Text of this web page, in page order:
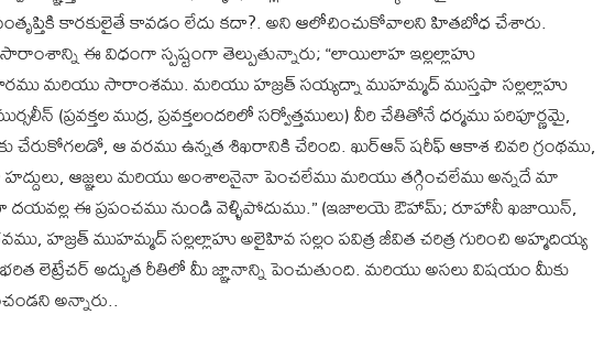
కారకులైతే కావడం లేదు కదా?. అని ఆలోచించుకోవాలని హితబోధ చేశారు.
ఈ విధంగా స్పష్టంగా తెల్పుతున్నారు; “లాయిలాహ ఇల్లల్లాహు
మరియు సారాంశము. మరియు హజ్రత్ సయ్యద్నా ముహమ్మద్ ముస్తఫా సల్లల్లాహు
(ప్రవక్తల ముద్ర, ప్రవక్తలందరిలో సర్వోత్తములు) వీరి చేతితోనే ధర్మము పరిపూర్ణమై,
చేరుకోగలడో, ఆ వరము ఉన్నత శిఖరానికి చేరింది. ఖుర్ఆన్ షరీఫ్ ఆకాశ చివరి గ్రంథము,
ఆజ్ఞలు మరియు అంశాలనైనా పెంచలేము మరియు తగ్గించలేము అన్నదే మా
ఈ ప్రపంచము నుండి వెళ్ళిపోదుము.” (ఇజాలయె ఔహామ్; రూహానీ ఖజాయిన్,
హజ్రత్ ముహమ్మద్ సల్లల్లాహు అలైహివ సల్లం పవిత్ర జీవిత చరిత్ర గురించి అహ్మదియ్య
లెట్రేచర్ అద్భుత రీతిలో మీ జ్ఞానాన్ని పెంచుతుంది. మరియు అసలు విషయం మీకు
అన్నారు..